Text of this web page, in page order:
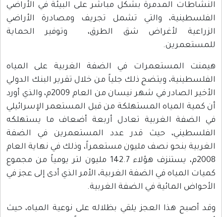
النشاطات المدمرة بشكل مباشر على البيئة في الأراضي
الفلسطينية، والتي تشمل تجريف ومصادرة الأراضي
الزراعية لأغراض شق الطرق، وتوفير الحماية
للمستعمرين.
هيمنت المستعمرات في الضفة الغربية على المياه
الفلسطينية، ويتضح ذلك جلياً من خلال تقرير البنك الدولي
الأخير الصادر في شهر نيسان من العام 2009م، والذي أورد
أن كمية المياه المستهلكة من قبل المستعمر الإسرائيلي
في الضفة الغربية تعادل أربعة أضعاف ما يستهلكه
الفلسطيني، حيث قدر عدد المستعمرين في الضفة
الغربية بنحو نصف مليون مستعمراً، وذلك في نهاية العام
2008م، يستنزف هؤلاء 142.7 مليون لتر يومياً من مجموع
كميات المياه في الضفة الغربية، الأمر الذي أدى إلى عجز في
الأحواض المائية في الضفة الغربية.
وقد أصبح هذا العجز يلقي بظلاله على نوعية المياه، حيث